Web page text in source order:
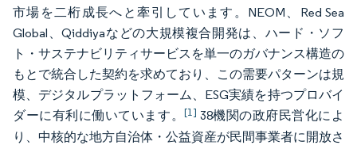
市場を二桁成長へと牽引しています。NEOM、Red Sea
Global、Qiddiyaなどの大規模複合開発は、ハード・ソフ
ト・サステナビリティサービスを単一のガバナンス構造の
もとで統合した契約を求めており、この需要パターンは規
模、デジタルプラットフォーム、ESG実績を持つプロバイ
ダーに有利に働いています。[1] 38機関の政府民営化によ
り、中核的な地方自治体・公益資産が民間事業者に開放さ